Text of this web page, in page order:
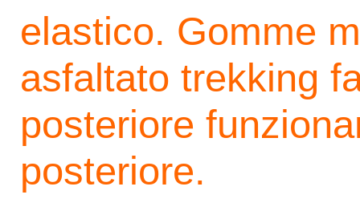
elastico. Gomme
asfaltato trekking
posteriore
posteriore.